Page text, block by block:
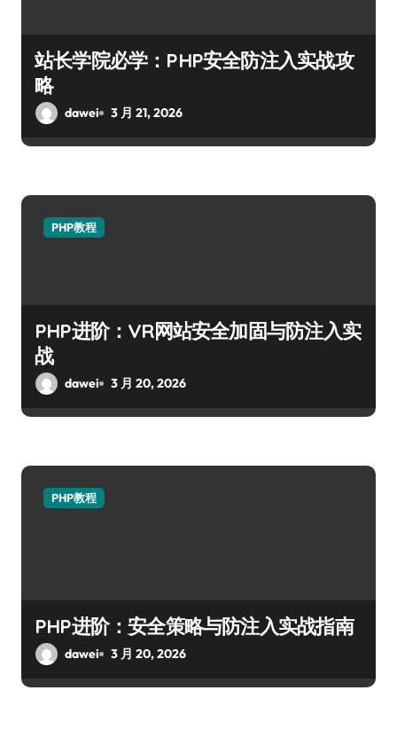
站长学院必学：PHP安全防注入实战攻
略
dawei 3 月 21, 2026
PHP教程
PHP进阶：VR网站安全加固与防注入实
战
dawei 3 月 20, 2026
PHP教程
PHP进阶：安全策略与防注入实战指南
dawei 3 月 20, 2026